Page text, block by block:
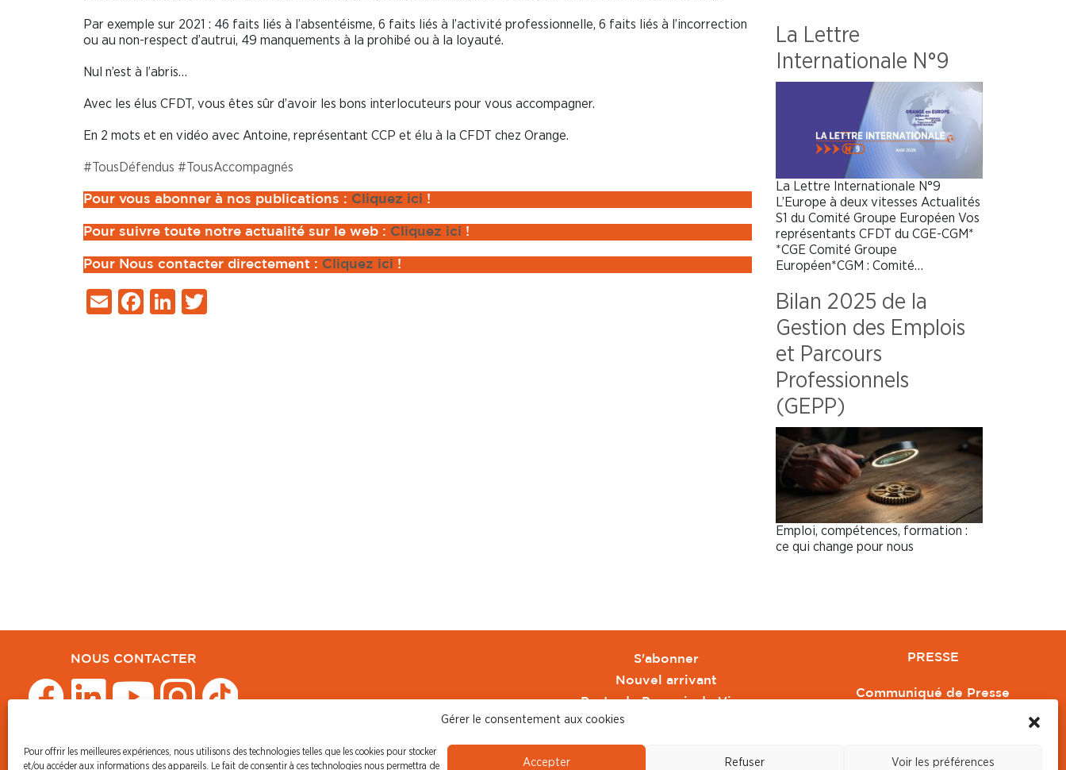
Gérer le consentement aux cookies
Pour offrir les meilleures expériences, nous utilisons des technologies telles que les cookies pour stocker
et/ou accéder aux informations des appareils. Le fait de consentir à ces technologies nous permettra de
Accepter Refuser Voir les préférences
Par exemple sur 2021 : 46 faits liés à l’absentéisme, 6 faits liés à l’activité professionnelle, 6 faits liés à l’incorrection
ou au non-respect d’autrui, 49 manquements à la prohibé ou à la loyauté.
Nul n’est à l’abris…
Avec les élus CFDT, vous êtes sûr d’avoir les bons interlocuteurs pour vous accompagner.
En 2 mots et en vidéo avec Antoine, représentant CCP et élu à la CFDT chez Orange.
#TousDéfendus #TousAccompagnés
Pour vous abonner à nos publications : Cliquez ici !
Pour suivre toute notre actualité sur le web : Cliquez ici !
Pour Nous contacter directement : Cliquez ici !
EmailFacebook
LinkedIn
La Lettre
Internationale N°9
La Lettre Internationale N°9
L’Europe à deux vitesses Actualités
S1 du Comité Groupe Européen Vos
représentants CFDT du CGE-CGM*
*CGE Comité Groupe
Européen*CGM : Comité…
Bilan 2025 de la
Gestion des Emplois
et Parcours
Professionnels
(GEPP)
Emploi, compétences, formation :
ce qui change pour nous
NOUS CONTACTER
© CFDT Orange
S'abonner
Nouvel arrivant
Pacte de Pouvoir de Vivre
Toute l'actu CFDT Orange
PRESSE
Communiqué de Presse